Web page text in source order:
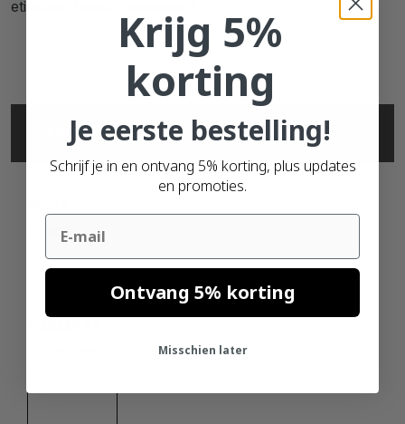
etiketten, blanco, permanent
SPECIFICATIES
SEIKO
Krijg 5%
korting
Je eerste bestelling!
Schrijf je in en ontvang 5% korting, plus updates
en promoties.
Email
Ontvang 5% korting
Misschien later